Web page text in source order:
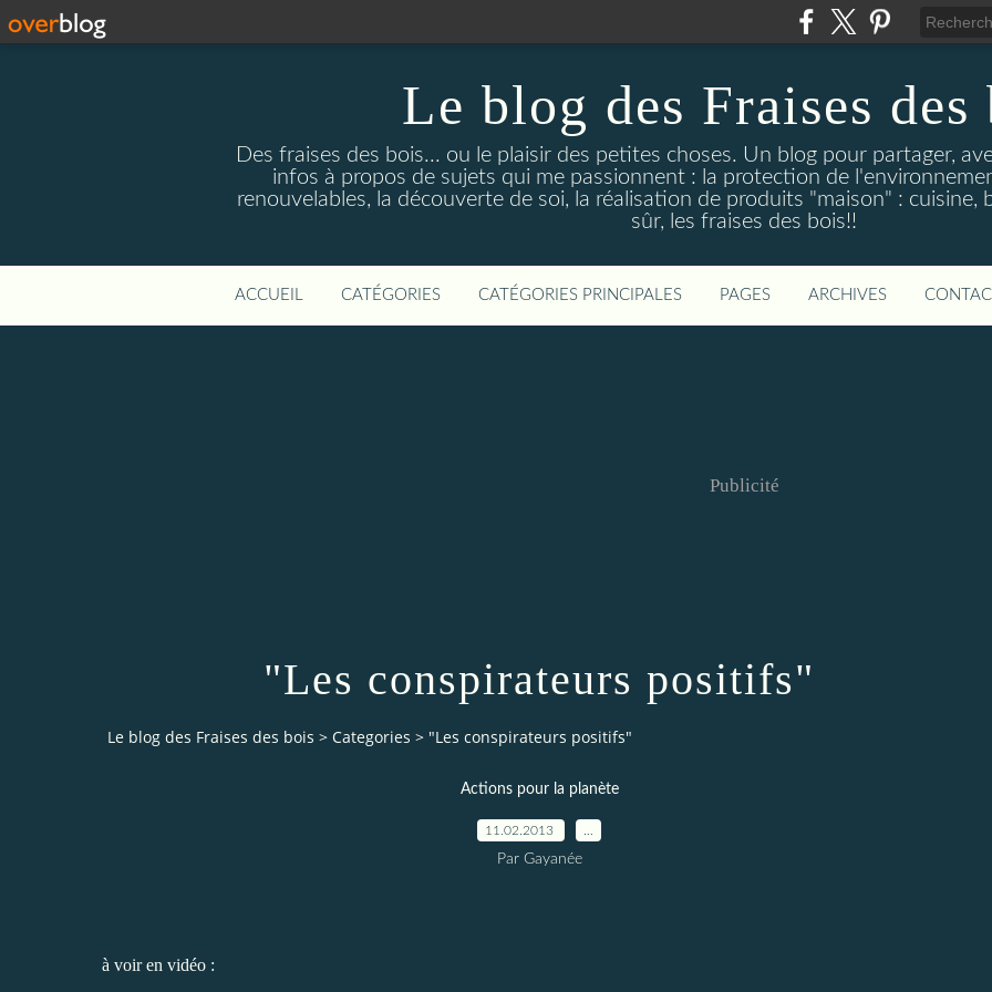
Le blog des Fraises des
Des fraises des bois... ou le plaisir des petites choses. Un blog pour partager,
infos à propos de sujets qui me passionnent : la protection de
renouvelables, la découverte de soi, la réalisation de produits "maison" : cuisine,
sûr, les fraises des bois!!
ACCUEIL CATÉGORIES CATÉGORIES PRINCIPALES PAGES ARCHIVES
Publicité
"Les conspirateurs positifs"
Le blog des Fraises des bois > Categories > "Les conspirateurs positifs"
Actions pour la planète
11.02.2013
Par Gayanée
à voir en vidéo :